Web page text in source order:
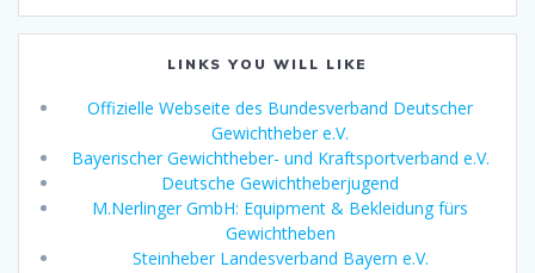
LINKS YOU WILL LIKE
Offizielle Webseite des Bundesverband Deutscher
Gewichtheber e.V.
Bayerischer Gewichtheber- und Kraftsportverband e.V.
Deutsche Gewichtheberjugend
M.Nerlinger GmbH: Equipment & Bekleidung fürs
Gewichtheben
Steinheber Landesverband Bayern e.V.